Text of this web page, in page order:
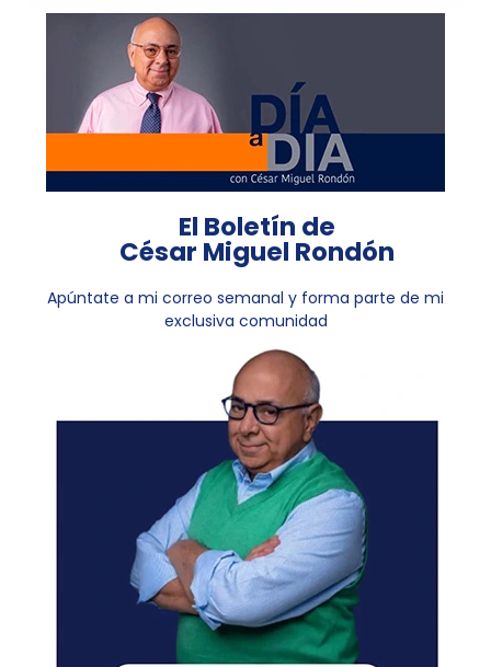
El Boletín de
César Miguel Rondón
Apúntate a mi correo semanal y forma parte de mi
exclusiva comunidad